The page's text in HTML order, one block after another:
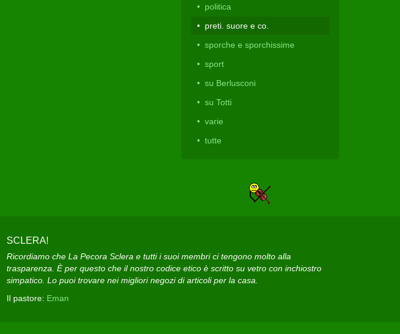
politica
preti. suore e co.
sporche e sporchissime
sport
su Berlusconi
su Totti
varie
tutte
SCLERA!
Ricordiamo che La Pecora Sclera e tutti i suoi membri ci tengono molto alla
trasparenza. È per questo che il nostro codice etico è scritto su vetro con inchiostro
simpatico. Lo puoi trovare nei migliori negozi di articoli per la casa.
Il pastore: Eman